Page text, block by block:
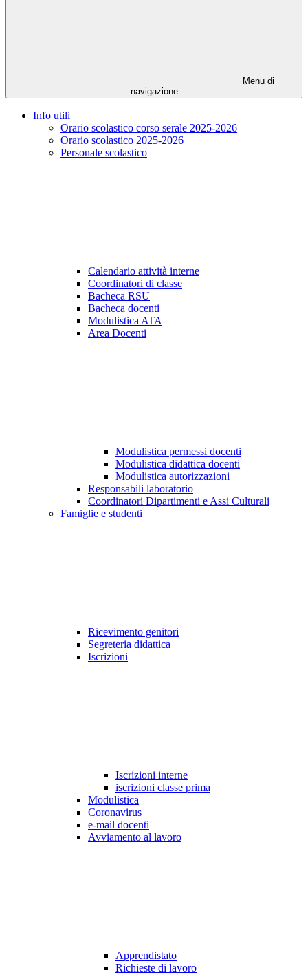
Menu di
navigazione
Info utili
Orario scolastico corso serale 2025-2026
Orario scolastico 2025-2026
Personale scolastico
Calendario attività interne
Coordinatori di classe
Bacheca RSU
Bacheca docenti
Modulistica ATA
Area Docenti
Modulistica permessi docenti
Modulistica didattica docenti
Modulistica autorizzazioni
Responsabili laboratorio
Coordinatori Dipartimenti e Assi Culturali
Famiglie e studenti
Ricevimento genitori
Segreteria didattica
Iscrizioni
Iscrizioni interne
iscrizioni classe prima
Modulistica
Coronavirus
e-mail docenti
Avviamento al lavoro
Apprendistato
Richieste di lavoro